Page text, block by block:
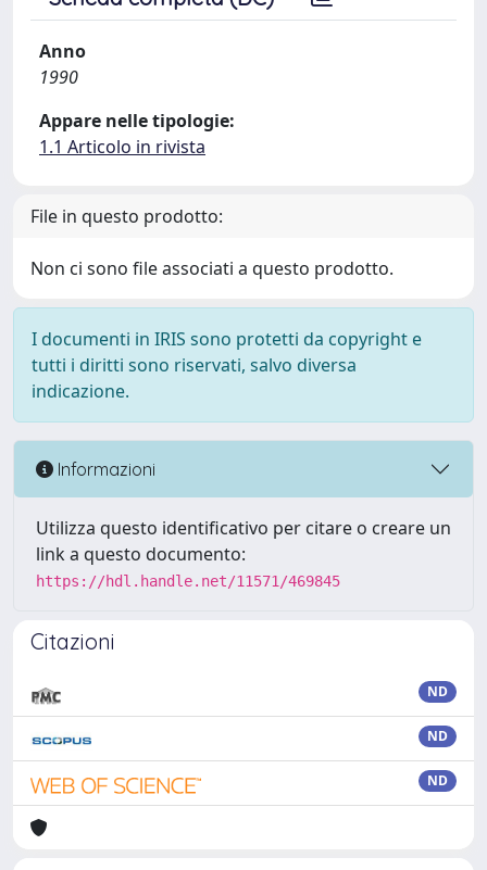
Anno
1990
Appare nelle tipologie:
1.1 Articolo in rivista
File in questo prodotto:
Non ci sono file associati a questo prodotto.
I documenti in IRIS sono protetti da copyright e
tutti i diritti sono riservati, salvo diversa
indicazione.
Informazioni
Utilizza questo identificativo per citare o creare un
link a questo documento:
https://hdl.handle.net/11571/469845
Citazioni
ND
ND
ND